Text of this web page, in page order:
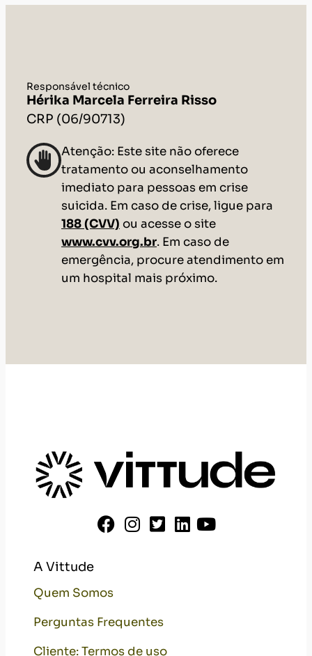
Responsável técnico
Hérika Marcela Ferreira Risso
CRP (06/90713)
Atenção: Este site não oferece
tratamento ou aconselhamento
imediato para pessoas em crise
suicida. Em caso de crise, ligue para
188 (CVV) ou acesse o site
www.cvv.org.br. Em caso de
emergência, procure atendimento em
um hospital mais próximo.
A Vittude
Quem Somos
Perguntas Frequentes
Cliente: Termos de uso